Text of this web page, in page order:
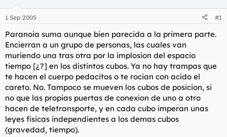
a
o
r
e
l
t
e
m
a
i
n
c
i
o
1 Sep 2005 #1
Paranoia suma aunque bien parecida a la primera parte.
Encierran a un grupo de personas, las cuales van
muriendo una tras otra por la implosion del espacio
tiempo [¿?] en los distintos cubos. Ya no hay trampas que
te hacen el cuerpo pedacitos o te rocian con acido el
careto. No. Tampoco se mueven los cubos de posicion, si
no que las propias puertas de conexion de uno a otro
hacen de teletransporte, y en cada cubo imperan unas
leyes fisicas independientes a los demas cubos
(gravedad, tiempo).